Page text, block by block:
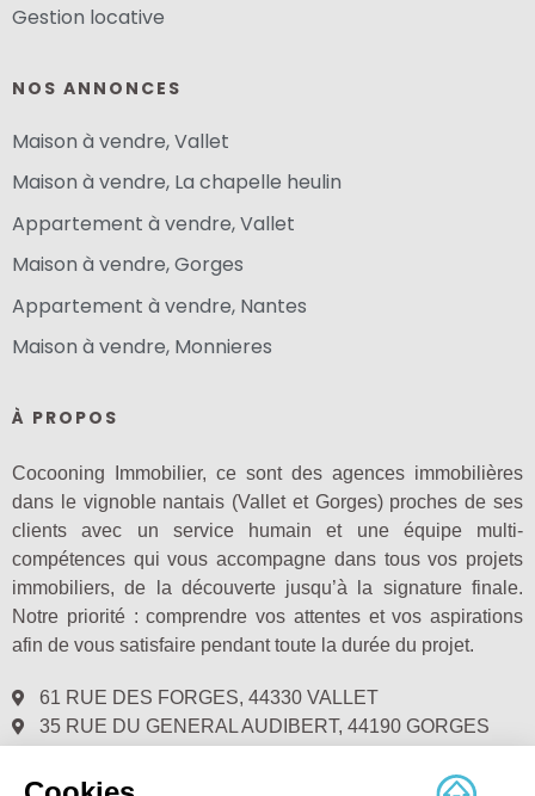
Gestion locative
NOS ANNONCES
Maison à vendre, Vallet
Maison à vendre, La chapelle heulin
Appartement à vendre, Vallet
Maison à vendre, Gorges
Appartement à vendre, Nantes
Maison à vendre, Monnieres
À PROPOS
Cocooning Immobilier, ce sont des agences immobilières
dans le vignoble nantais (Vallet et Gorges) proches de ses
clients avec un service humain et une équipe multi-
compétences qui vous accompagne dans tous vos projets
immobiliers, de la découverte jusqu’à la signature finale.
Notre priorité : comprendre vos attentes et vos aspirations
afin de vous satisfaire pendant toute la durée du projet.
61 RUE DES FORGES, 44330 VALLET
35 RUE DU GENERAL AUDIBERT, 44190 GORGES